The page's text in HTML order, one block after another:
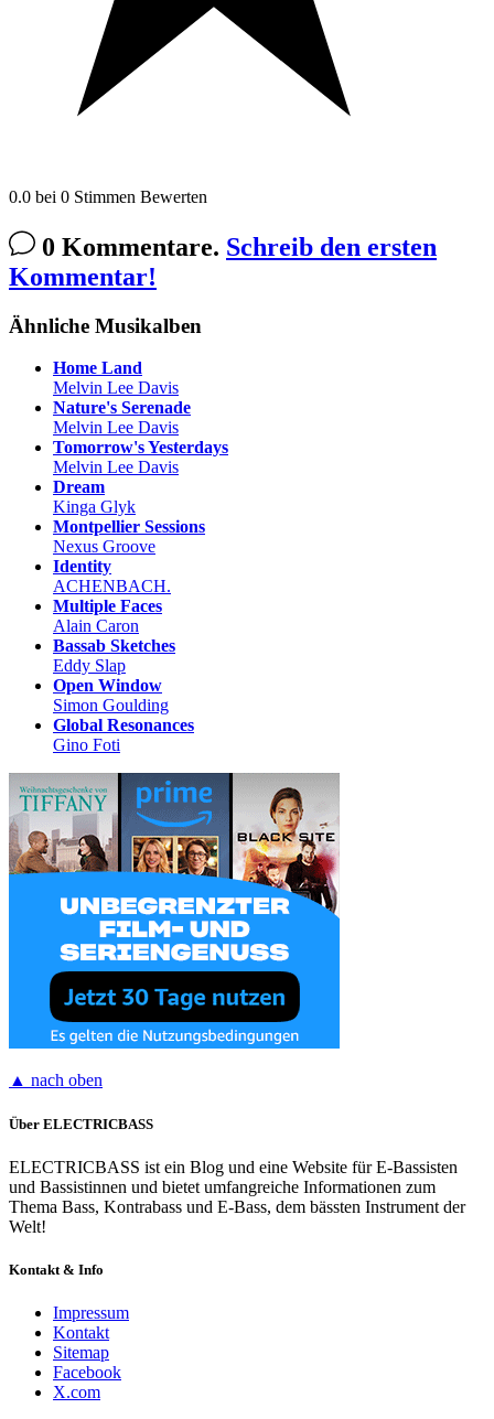
0.0 bei 0 Stimmen Bewerten
0 Kommentare. Schreib den ersten
Kommentar!
Ähnliche Musikalben
Home Land
Melvin Lee Davis
Nature's Serenade
Melvin Lee Davis
Tomorrow's Yesterdays
Melvin Lee Davis
Dream
Kinga Glyk
Montpellier Sessions
Nexus Groove
Identity
ACHENBACH.
Multiple Faces
Alain Caron
Bassab Sketches
Eddy Slap
Open Window
Simon Goulding
Global Resonances
Gino Foti
▲ nach oben
Über ELECTRICBASS
ELECTRICBASS ist ein Blog und eine Website für E-Bassisten
und Bassistinnen und bietet umfangreiche Informationen zum
Thema Bass, Kontrabass und E-Bass, dem bässten Instrument der
Welt!
Kontakt & Info
Impressum
Kontakt
Sitemap
Facebook
X.com